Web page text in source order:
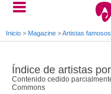
Inicio > Magazine >Artistas famosos
Índice de artistas
Contenido cedido
Commons